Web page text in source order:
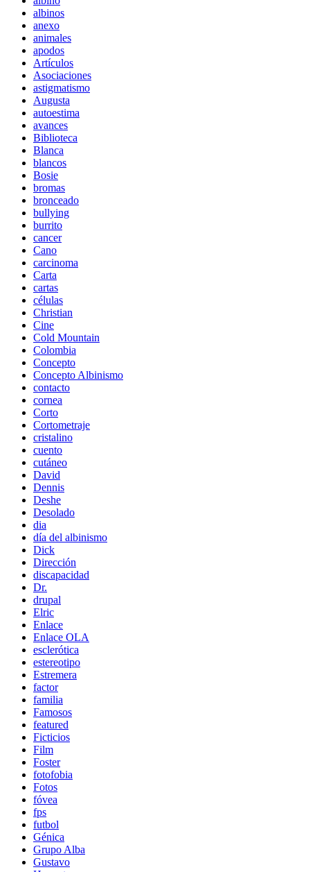
albinos
anexo
animales
apodos
Artículos
Asociaciones
astigmatismo
Augusta
autoestima
avances
Biblioteca
Blanca
blancos
Bosie
bromas
bronceado
bullying
burrito
cancer
Cano
carcinoma
Carta
cartas
células
Christian
Cine
Cold Mountain
Colombia
Concepto
Concepto Albinismo
contacto
cornea
Corto
Cortometraje
cristalino
cuento
cutáneo
David
Dennis
Deshe
Desolado
dia
día del albinismo
Dick
Dirección
discapacidad
Dr.
drupal
Elric
Enlace
Enlace OLA
esclerótica
estereotipo
Estremera
factor
familia
Famosos
featured
Ficticios
Film
Foster
fotofobia
Fotos
fóvea
fps
futbol
Génica
Grupo Alba
Gustavo